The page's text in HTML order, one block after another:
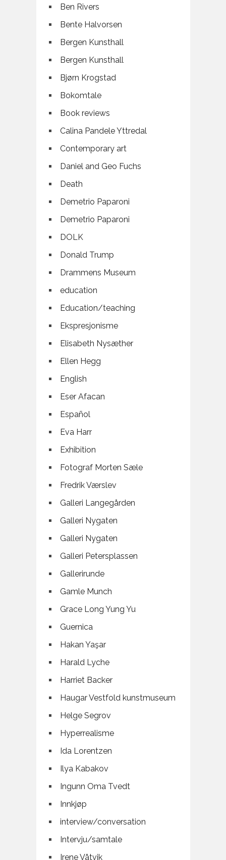
Ben Rivers
Bente Halvorsen
Bergen Kunsthall
Bergen Kunsthall
Bjørn Krogstad
Bokomtale
Book reviews
Calina Pandele Yttredal
Contemporary art
Daniel and Geo Fuchs
Death
Demetrio Paparoni
Demetrio Paparoni
DOLK
Donald Trump
Drammens Museum
education
Education/teaching
Ekspresjonisme
Elisabeth Nysæther
Ellen Hegg
English
Eser Afacan
Español
Eva Harr
Exhibition
Fotograf Morten Sæle
Fredrik Værslev
Galleri Langegården
Galleri Nygaten
Galleri Nygaten
Galleri Petersplassen
Gallerirunde
Gamle Munch
Grace Long Yung Yu
Guernica
Hakan Yaşar
Harald Lyche
Harriet Backer
Haugar Vestfold kunstmuseum
Helge Segrov
Hyperrealisme
Ida Lorentzen
Ilya Kabakov
Ingunn Oma Tvedt
Innkjøp
interview/conversation
Intervju/samtale
Irene Våtvik